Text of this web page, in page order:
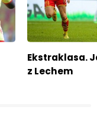
Ekstraklasa.
z Lechem